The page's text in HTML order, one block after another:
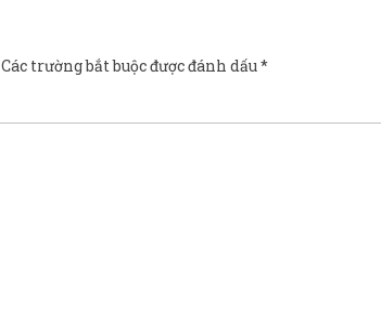
Các trường bắt buộc được đánh dấu*